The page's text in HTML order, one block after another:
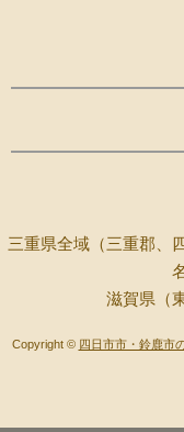
三重県全域（三重郡、
滋賀県（
Copyright © 四日市市・鈴鹿市